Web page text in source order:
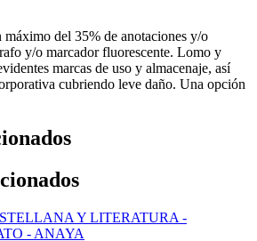
máximo del 35% de anotaciones y/o
y/o marcador fluorescente. Lomo y
marcas de uso y almacenaje, así
cubriendo leve daño. Una opción